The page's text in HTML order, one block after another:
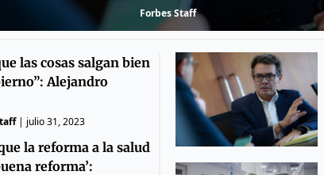
Forbes Staff
las cosas salgan bien
Alejandro
| julio 31, 2023
la reforma a la salud
reforma’: